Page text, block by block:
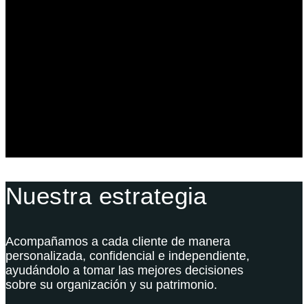
Nuestra estrategia
Acompañamos a cada cliente de manera
personalizada, confidencial e independiente,
ayudándolo a tomar las mejores decisiones
sobre su organización y su patrimonio.